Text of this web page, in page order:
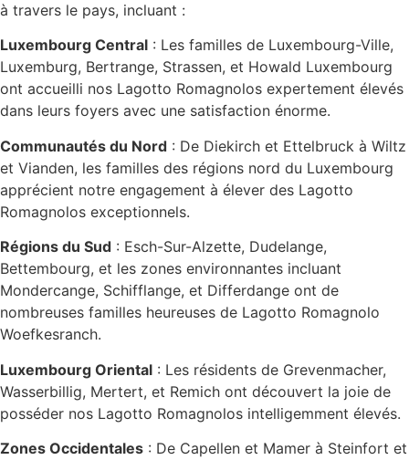
à travers le pays, incluant :
Luxembourg Central : Les familles de Luxembourg-Ville,
Luxemburg, Bertrange, Strassen, et Howald Luxembourg
ont accueilli nos Lagotto Romagnolos expertement élevés
dans leurs foyers avec une satisfaction énorme.
Communautés du Nord : De Diekirch et Ettelbruck à Wiltz
et Vianden, les familles des régions nord du Luxembourg
apprécient notre engagement à élever des Lagotto
Romagnolos exceptionnels.
Régions du Sud : Esch-Sur-Alzette, Dudelange,
Bettembourg, et les zones environnantes incluant
Mondercange, Schifflange, et Differdange ont de
nombreuses familles heureuses de Lagotto Romagnolo
Woefkesranch.
Luxembourg Oriental : Les résidents de Grevenmacher,
Wasserbillig, Mertert, et Remich ont découvert la joie de
posséder nos Lagotto Romagnolos intelligemment élevés.
Zones Occidentales : De Capellen et Mamer à Steinfort et